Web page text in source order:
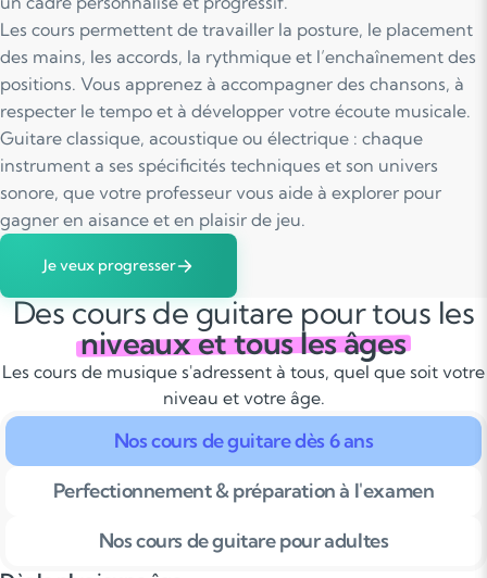
Les cours permettent de travailler la posture, le placement
des mains, les accords, la rythmique et l’enchaînement des
positions. Vous apprenez à accompagner des chansons, à
respecter le tempo et à développer votre écoute musicale.
Guitare classique, acoustique ou électrique : chaque
instrument a ses spécificités techniques et son univers
sonore, que votre professeur vous aide à explorer pour
gagner en aisance et en plaisir de jeu.
Je veux progresser
Des cours de guitare pour tous les
niveaux et tous les âges
Les cours de musique s'adressent à tous, quel que soit votre
niveau et votre âge.
Nos cours de guitare dès 6 ans
Perfectionnement & préparation à l'examen
Nos cours de guitare pour adultes